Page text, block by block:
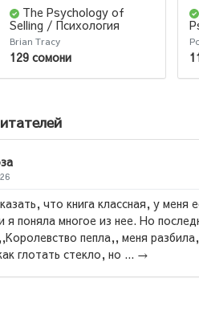
The Psychology of
Selling / Психология
продаж
Brian Tracy
129 сомони
/
Весь цикл превосходен,
сначало ,,Стеклянный
убийцы,, тем кто
вам будет виднее, через